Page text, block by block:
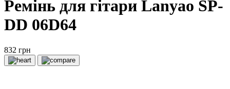
Ремінь для гітари Lanyao SP-
DD 06D64
832 грн